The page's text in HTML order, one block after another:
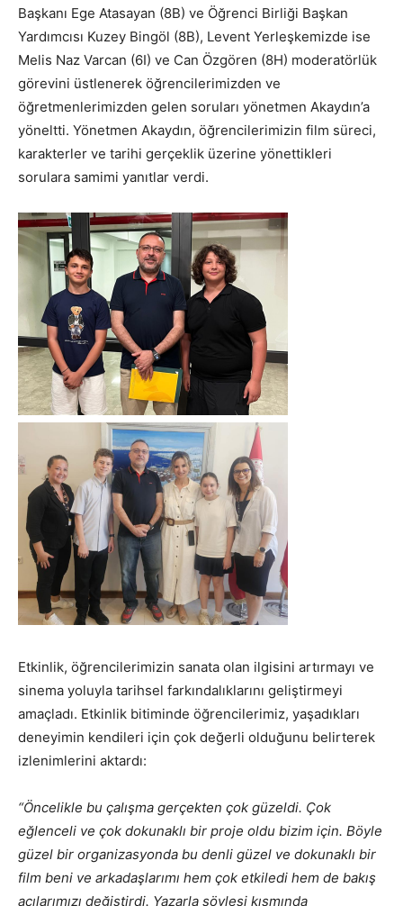
Başkanı Ege Atasayan (8B) ve Öğrenci Birliği Başkan
Yardımcısı Kuzey Bingöl (8B), Levent Yerleşkemizde ise
Melis Naz Varcan (6I) ve Can Özgören (8H) moderatörlük
görevini üstlenerek öğrencilerimizden ve
öğretmenlerimizden gelen soruları yönetmen Akaydın’a
yöneltti. Yönetmen Akaydın, öğrencilerimizin film süreci,
karakterler ve tarihi gerçeklik üzerine yönettikleri
sorulara samimi yanıtlar verdi.
Etkinlik, öğrencilerimizin sanata olan ilgisini artırmayı ve
sinema yoluyla tarihsel farkındalıklarını geliştirmeyi
amaçladı. Etkinlik bitiminde öğrencilerimiz, yaşadıkları
deneyimin kendileri için çok değerli olduğunu belirterek
izlenimlerini aktardı:
“Öncelikle bu çalışma gerçekten çok güzeldi. Çok
eğlenceli ve çok dokunaklı bir proje oldu bizim için. Böyle
güzel bir organizasyonda bu denli güzel ve dokunaklı bir
film beni ve arkadaşlarımı hem çok etkiledi hem de bakış
açılarımızı değiştirdi. Yazarla söyleşi kısmında